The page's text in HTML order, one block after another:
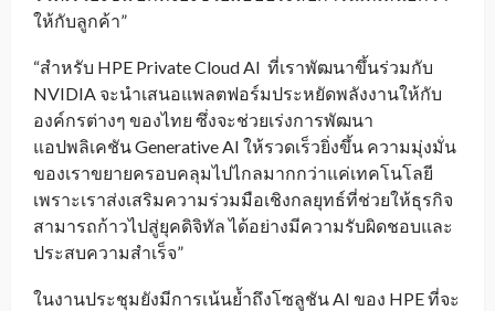
ให้กับลูกค้า”
“สำหรับ HPE Private Cloud AI ที่เราพัฒนาขึ้นร่วมกับ
NVIDIA จะนำเสนอแพลตฟอร์มประหยัดพลังงานให้กับ
องค์กรต่างๆ ของไทย ซึ่งจะช่วยเร่งการพัฒนา
แอปพลิเคชัน Generative AI ให้รวดเร็วยิ่งขึ้น ความมุ่งมั่น
ของเราขยายครอบคลุมไปไกลมากกว่าแค่เทคโนโลยี
เพราะเราส่งเสริมความร่วมมือเชิงกลยุทธ์ที่ช่วยให้ธุรกิจ
สามารถก้าวไปสู่ยุคดิจิทัล ได้อย่างมีความรับผิดชอบและ
ประสบความสำเร็จ”
ในงานประชุมยังมีการเน้นย้ำถึงโซลูชัน AI ของ HPE ที่จะ